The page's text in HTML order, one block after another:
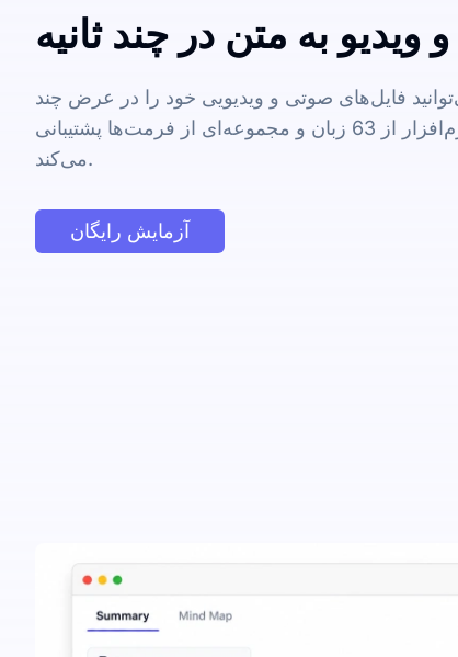
ویدیو به متن در چند ثانیه
فایل‌های صوتی و ویدیویی خود را در عرض چند
دقیقه به متن تبدیل کنید. این نرم‌افزار از 63 زبان و مجموعه‌ای از فرمت‌ها پشتیبانی
می‌کند.
آزمایش رایگان